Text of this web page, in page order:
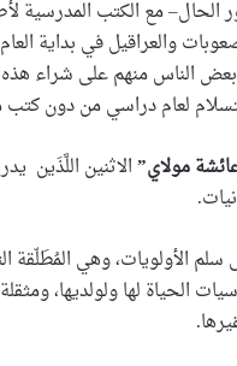
مع الكتب المدرسية
والعراقيل في بداية
الناس منهم على شراء هذه
لعام دراسي من دون
مولاي”الاثنين اللَّذَين
الأولويات، وهي
الحياة لها ولولديها،